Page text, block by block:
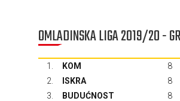
OMLADINSKA LIGA 2019/20 -
1. KOM 8
2.
ISKRA 8
3.
BUDUĆNOST 8